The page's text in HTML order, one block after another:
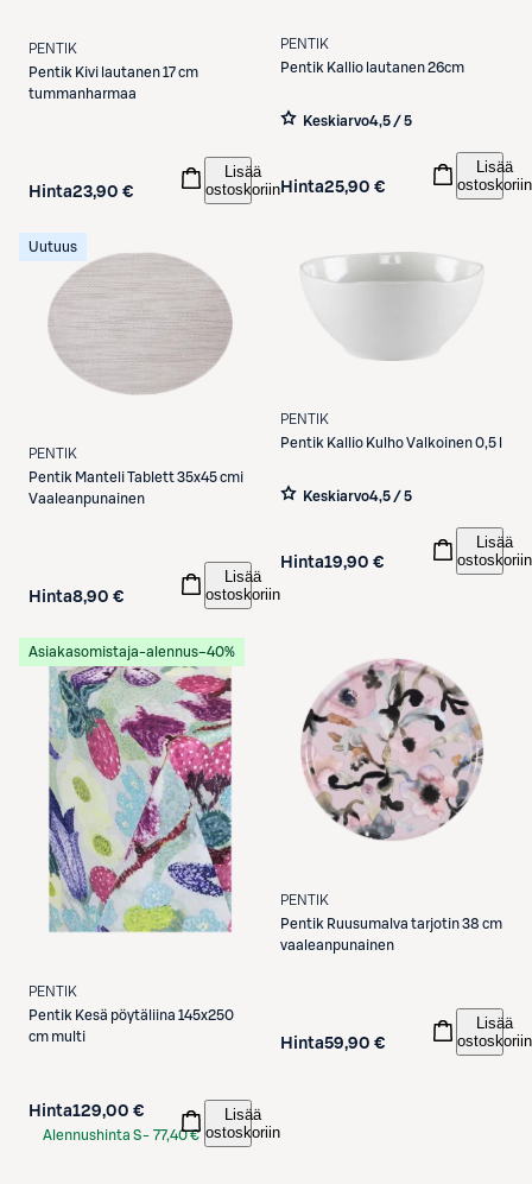
PENTIK
Pentik Kivi lautanen 17 cm
tummanharmaa
Hinta23,90 €
Lisää
ostoskoriin
PENTIK
Pentik Kallio lautanen 26cm
Keskiarvo4,5 / 5
Hinta25,90 €
Lisää
ostoskoriin
Uutuus
PENTIK
Pentik Manteli Tablett 35x45 cmi
Vaaleanpunainen
Hinta8,90 €
Lisää
ostoskoriin
PENTIK
Pentik Kallio Kulho Valkoinen 0,5 l
Keskiarvo4,5 / 5
Hinta19,90 €
Lisää
ostoskoriin
Asiakasomistaja-alennus−40%
PENTIK
Pentik Kesä pöytäliina 145x250
cm multi
Hinta129,00 €
Alennushinta S- 77,40 €
Lisää
ostoskoriin
PENTIK
Pentik Ruusumalva tarjotin 38 cm
vaaleanpunainen
Hinta59,90 €
Lisää
ostoskoriin